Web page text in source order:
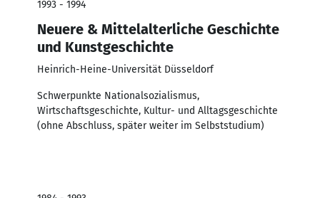
1993 - 1994
Neuere & Mittelalterliche Geschichte
und Kunstgeschichte
Heinrich-Heine-Universität Düsseldorf
Schwerpunkte Nationalsozialismus,
Wirtschaftsgeschichte, Kultur- und Alltagsgeschichte
(ohne Abschluss, später weiter im Selbststudium)